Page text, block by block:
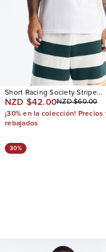
Short Racing Society Stripe
Sweat
NZD $42.00NZD $60.00
¡30% en la colección! Precios
rebajados
30%